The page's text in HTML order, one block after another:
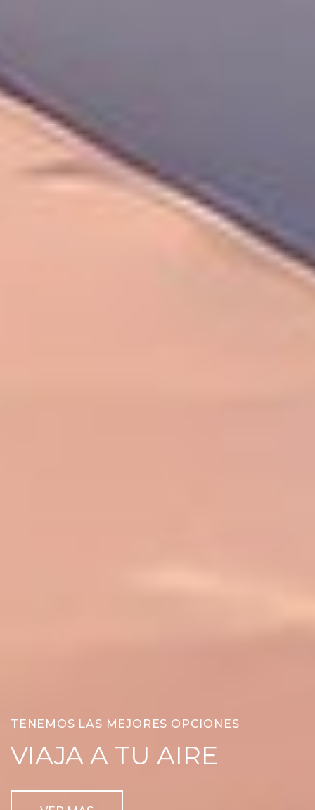
TENEMOS LAS MEJORES OPCIONES
VIAJA A TU AIRE